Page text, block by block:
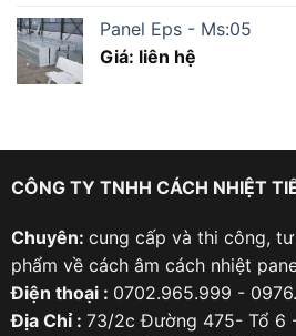
Panel Eps - Ms:05
Giá: liên hệ
CÔNG TY TNHH CÁCH NHIỆT
Chuyên: cung cấp và thi công,
phẩm về cách âm cách nhiệt
Điện thoại : 0702.965.999 -
Địa Chỉ : 73/2c Đường 475- Tổ 6